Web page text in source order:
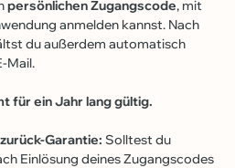
persönlichen Zugangscode, mit
anmelden kannst. Nach
du außerdem automatisch
Mail.
für ein Jahr lang gültig.
Garantie:Solltest du
Einlösung deines Zugangscodes